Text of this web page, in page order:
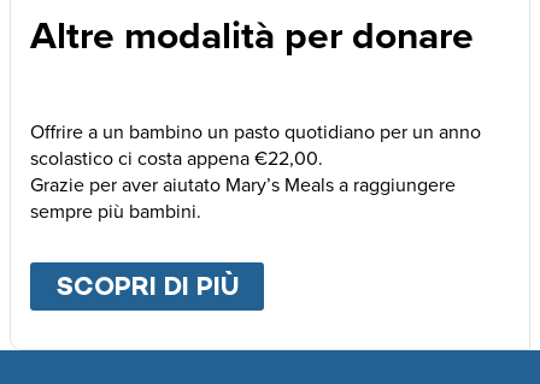
Altre modalità per donare
Offrire a un bambino un pasto quotidiano per un anno
scolastico ci costa appena €22,00.
Grazie per aver aiutato Mary’s Meals a raggiungere
sempre più bambini.
SCOPRI DI PIÙABOUT